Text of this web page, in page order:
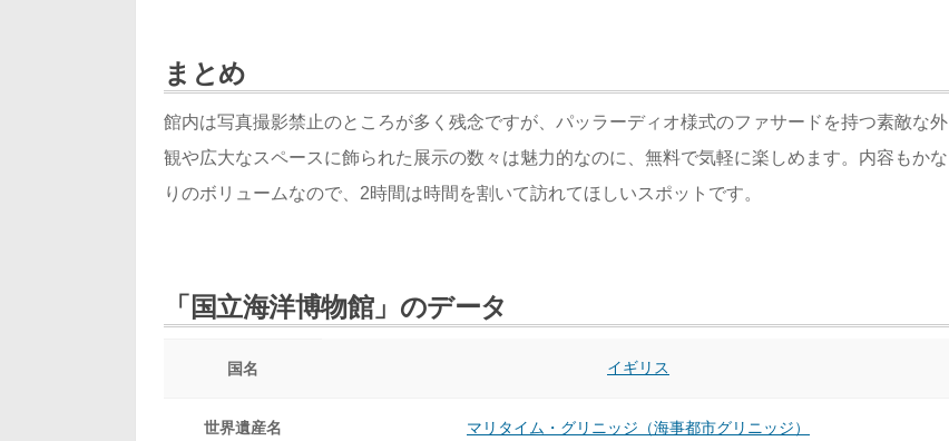
まとめ
館内は写真撮影禁止のところが多く残念ですが、パッラーディオ様式のファサードを持つ素敵な外
観や広大なスペースに飾られた展示の数々は魅力的なのに、無料で気軽に楽しめます。内容もかな
りのボリュームなので、2時間は時間を割いて訪れてほしいスポットです。
「国立海洋博物館」のデータ
国名 イギリス
世界遺産名 マリタイム・グリニッジ（海事都市グリニッジ）